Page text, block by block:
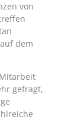
von
dem
gefragt,